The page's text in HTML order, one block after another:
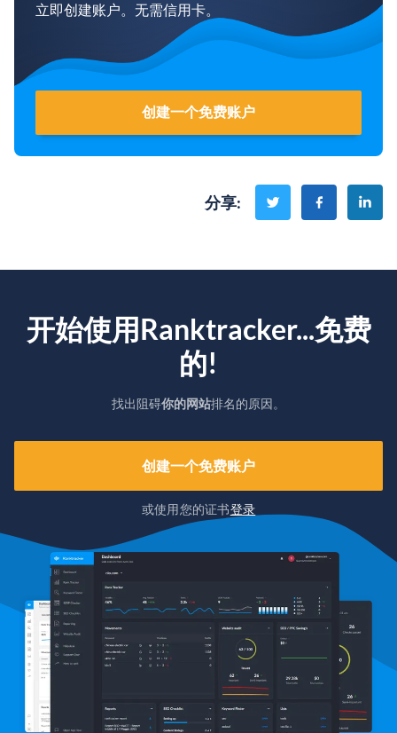
立即创建账户。无需信用卡。
创建一个免费账户
分享:
开始使用Ranktracker...免费
的!
找出阻碍你的网站排名的原因。
创建一个免费账户
或使用您的证书登录